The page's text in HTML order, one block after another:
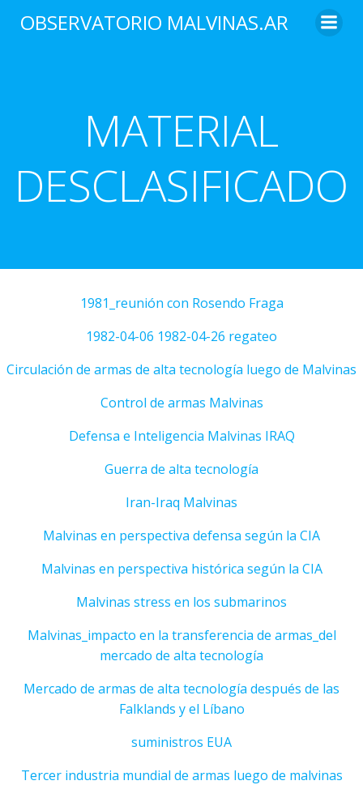
al
OBSERVATORIO MALVINAS.AR
MATERIAL
DESCLASIFICADO
1981_reunión con Rosendo Fraga
1982-04-06 1982-04-26 regateo
Circulación de armas de alta tecnología luego de Malvinas
Control de armas Malvinas
Defensa e Inteligencia Malvinas IRAQ
Guerra de alta tecnología
Iran-Iraq Malvinas
Malvinas en perspectiva defensa según la CIA
Malvinas en perspectiva histórica según la CIA
Malvinas stress en los submarinos
Malvinas_impacto en la transferencia de armas_del
mercado de alta tecnología
Mercado de armas de alta tecnología después de las
Falklands y el Líbano
suministros EUA
Tercer industria mundial de armas luego de malvinas